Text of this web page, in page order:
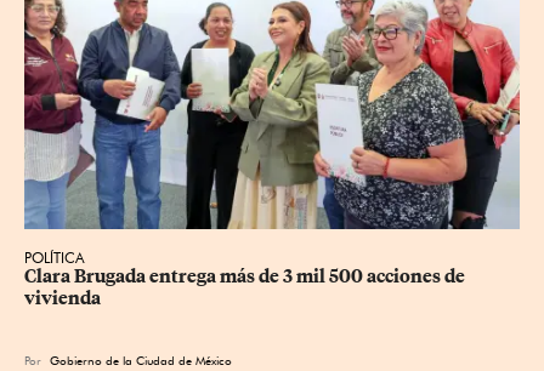
POLÍTICA
Clara Brugada entrega más de 3 mil 500 acciones de
vivienda
Por Gobierno de la Ciudad de México